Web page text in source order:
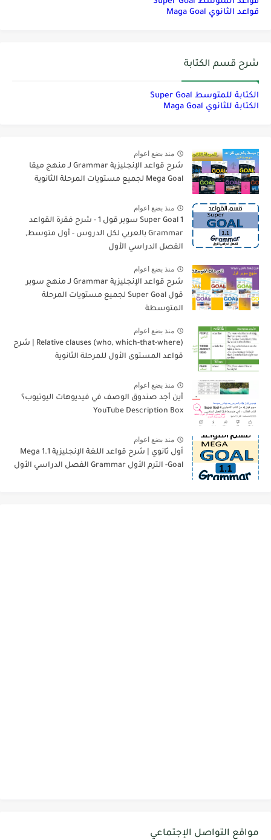
قواعد الثانوي Maga Goal
شرح قسم الكتابة
الكتابة للمتوسط Super Goal
الكتابة للثانوي Maga Goal
منذ بضع اعوام
شرح قواعد الإنجليزية Grammar لـ منهج ميقا
Mega Goal لجميع مستويات المرحلة الثانوية
منذ بضع اعوام
Super Goal 1 سوبر قول 1 - شرح فقرة القواعد
Grammar بالعربي لكل الدروس - أول متوسط,
الفصل الدراسي الأول
منذ بضع اعوام
شرح قواعد الإنجليزية Grammar لـ منهج سوبر
قول Super Goal لجميع مستويات المرحلة
المتوسطة
منذ بضع اعوام
Relative clauses (who, which-that-where) | شرح
قواعد المستوى الأول للمرحلة الثانوية
منذ بضع اعوام
أين أجد صندوق الوصف في فيديوهات اليوتيوب؟
YouTube Description Box
منذ بضع اعوام
أول ثانوي | شرح قواعد اللغة الإنجليزية 1.1 Mega
Goal- الترم الأول Grammar الفصل الدراسي الأول
مواقع التواصل الإجتماعي